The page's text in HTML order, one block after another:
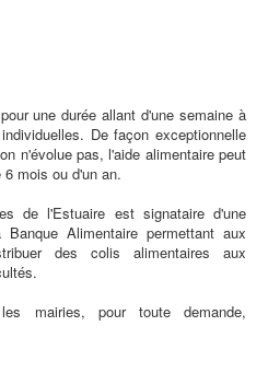
une durée allant d'une semaine à
De façon exceptionnelle
n'évolue pas, l'aide alimentaire peut
mois ou d'un an.
de l'Estuaire est signataire d'une
Alimentaire permettant aux
des colis alimentaires aux
mairies, pour toute demande,